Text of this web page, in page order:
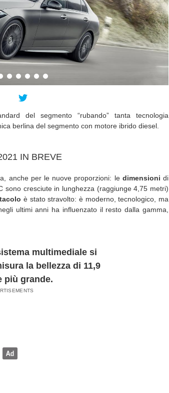
del segmento “rubando” tanta tecnologia
berlina del segmento con motore ibrido diesel.
IN BREVE
anche per le nuove proporzioni: le dimensioni di
sono cresciute in lunghezza (raggiunge 4,75 metri)
è stato stravolto: è moderno, tecnologico, ma
ultimi anni ha influenzato il resto dalla gamma,
multimediale si
la bellezza di 11,9
più grande.